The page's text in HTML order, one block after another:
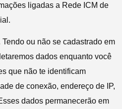
ligadas a Rede ICM de
ou não se cadastrado em
dados enquanto você
que não te identificam
de conexão, endereço de IP,
dados permanecerão em